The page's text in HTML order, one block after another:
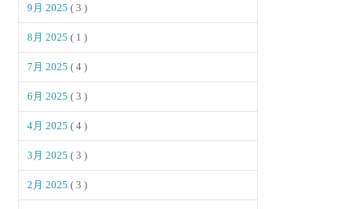
9月 2025( 3 )
8月 2025( 1 )
7月 2025( 4 )
6月 2025( 3 )
4月 2025( 4 )
3月 2025( 3 )
2月 2025( 3 )